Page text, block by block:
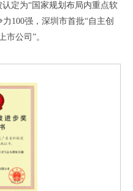
定为“国家规划布局内重点软
100强，深圳市首批“自主创
市公司”。